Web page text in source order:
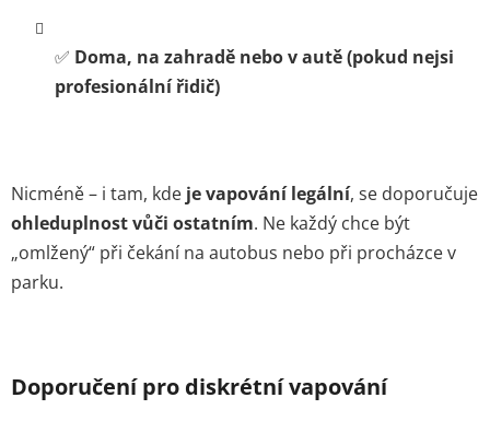
✅ Doma, na zahradě nebo v autě (pokud nejsi
profesionální řidič)
Nicméně – i tam, kde je vapování legální, se doporučuje
ohleduplnost vůči ostatním. Ne každý chce být
„omlžený“ při čekání na autobus nebo při procházce v
parku.
Doporučení pro diskrétní vapování